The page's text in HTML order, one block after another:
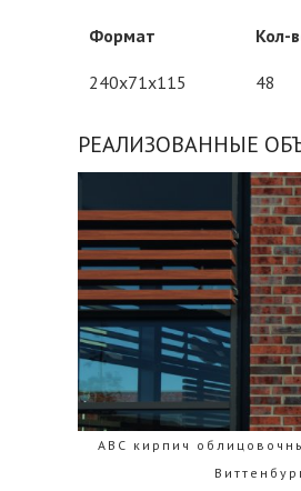
Формат Кол-
240x71x115 48
РЕАЛИЗОВАННЫЕ
ABC кирпич